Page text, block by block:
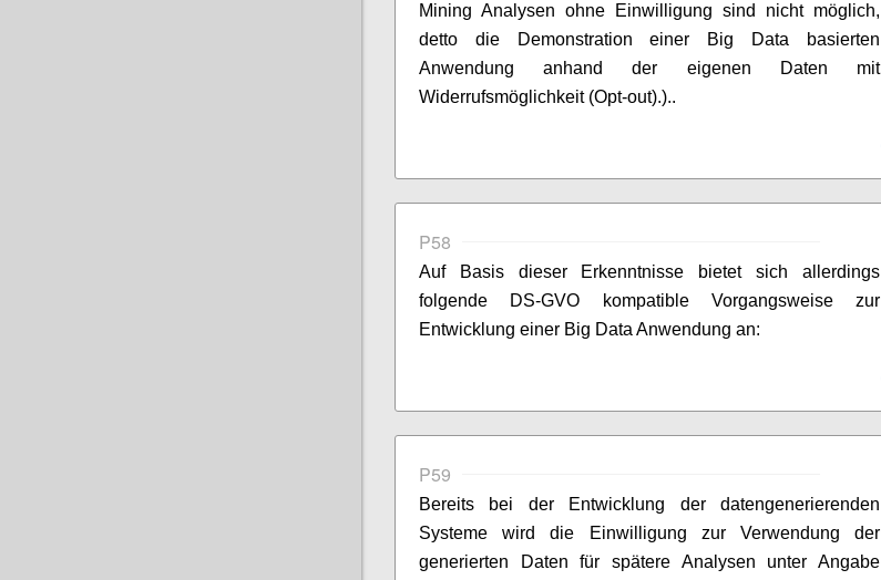
Mining Analysen ohne Einwilligung sind nicht möglich,
detto die Demonstration einer Big Data basierten
Anwendung anhand der eigenen Daten mit
Widerrufsmöglichkeit (Opt-out).)..
P58
Auf Basis dieser Erkenntnisse bietet sich allerdings
folgende DS-GVO kompatible Vorgangsweise zur
Entwicklung einer Big Data Anwendung an:
P59
Bereits bei der Entwicklung der datengenerierenden
Systeme wird die Einwilligung zur Verwendung der
generierten Daten für spätere Analysen unter Angabe